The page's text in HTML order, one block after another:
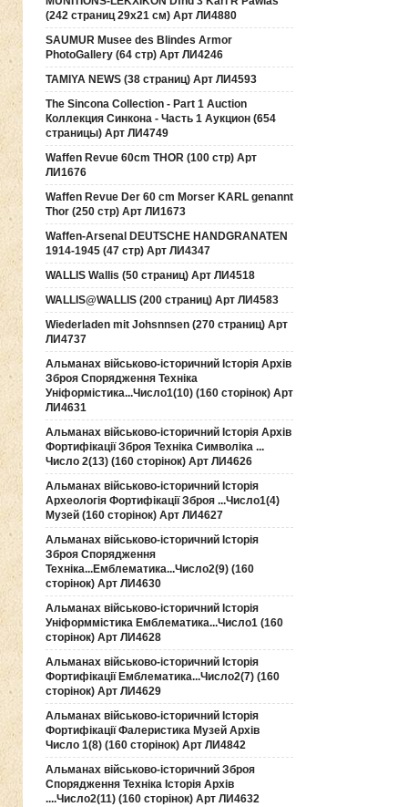
(242 страниц 29х21 см) Арт ЛИ4880
SAUMUR Musee des Blindes Armor
PhotoGallery (64 стр) Арт ЛИ4246
TAMIYA NEWS (38 страниц) Арт ЛИ4593
The Sincona Collection - Part 1 Auction
Коллекция Синкона - Часть 1 Аукцион (654
страницы) Арт ЛИ4749
Waffen Revue 60cm THOR (100 стр) Арт
ЛИ1676
Waffen Revue Der 60 cm Morser KARL genannt
Thor (250 стр) Арт ЛИ1673
Waffen-Arsenal DEUTSCHE HANDGRANATEN
1914-1945 (47 стр) Арт ЛИ4347
WALLIS Wallis (50 страниц) Арт ЛИ4518
WALLIS@WALLIS (200 страниц) Арт ЛИ4583
Wiederladen mit Johsnnsen (270 страниц) Арт
ЛИ4737
Альманах військово-історичний Історія Архів
Зброя Спорядження Техніка
Уніформістика...Число1(10) (160 сторінок) Арт
ЛИ4631
Альманах військово-історичний Історія Архів
Фортифікації Зброя Техніка Символіка ...
Число 2(13) (160 сторінок) Арт ЛИ4626
Альманах військово-історичний Історія
Археологія Фортифікації Зброя ...Число1(4)
Музей (160 сторінок) Арт ЛИ4627
Альманах військово-історичний Історія
Зброя Спорядження
Техніка...Емблематика...Число2(9) (160
сторінок) Арт ЛИ4630
Альманах військово-історичний Історія
Уніформмістика Емблематика...Число1 (160
сторінок) Арт ЛИ4628
Альманах військово-історичний Історія
Фортифікації Емблематика...Число2(7) (160
сторінок) Арт ЛИ4629
Альманах військово-історичний Історія
Фортифікації Фалеристика Музей Архів
Число 1(8) (160 сторінок) Арт ЛИ4842
Альманах військово-історичний Зброя
Спорядження Техніка Історія Архів
....Число2(11) (160 сторінок) Арт ЛИ4632